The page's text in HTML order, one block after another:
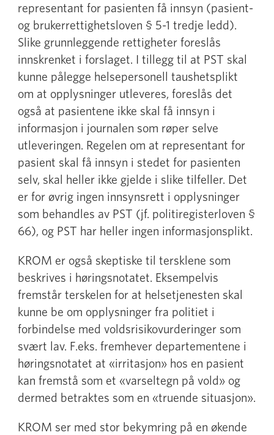
representant for pasienten få innsyn (pasient-
og brukerrettighetsloven § 5-1 tredje ledd).
Slike grunnleggende rettigheter foreslås
innskrenket i forslaget. I tillegg til at PST skal
kunne pålegge helsepersonell taushetsplikt
om at opplysninger utleveres, foreslås det
også at pasientene ikke skal få innsyn i
informasjon i journalen som røper selve
utleveringen. Regelen om at representant for
pasient skal få innsyn i stedet for pasienten
selv, skal heller ikke gjelde i slike tilfeller. Det
er for øvrig ingen innsynsrett i opplysninger
som behandles av PST (jf. politiregisterloven §
66), og PST har heller ingen informasjonsplikt.
KROM er også skeptiske til tersklene som
beskrives i høringsnotatet. Eksempelvis
fremstår terskelen for at helsetjenesten skal
kunne be om opplysninger fra politiet i
forbindelse med voldsrisikovurderinger som
svært lav. F.eks. fremhever departementene i
høringsnotatet at «irritasjon» hos en pasient
kan fremstå som et «varseltegn på vold» og
dermed betraktes som en «truende situasjon».
KROM ser med stor bekymring på en økende